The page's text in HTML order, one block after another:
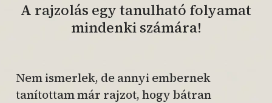
A rajzolás egy tanulható folyamat
mindenki számára!
Nem ismerlek, de annyi embernek
tanítottam már rajzot, hogy bátran